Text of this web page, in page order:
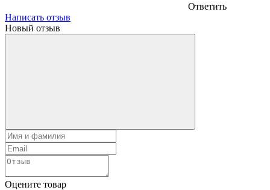
Ответить
Написать отзыв
Новый отзыв
Оцените товар